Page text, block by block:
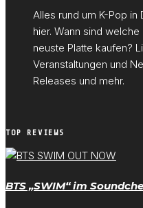
Alles rund um K-Pop in
hier. Wann sind
neuste Platte kaufen?
Veranstaltungen und
Releases und mehr.
TOP REVIEWS
BTS „SWIM“ im